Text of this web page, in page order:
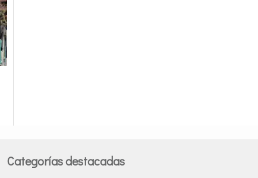
Categorías destacadas